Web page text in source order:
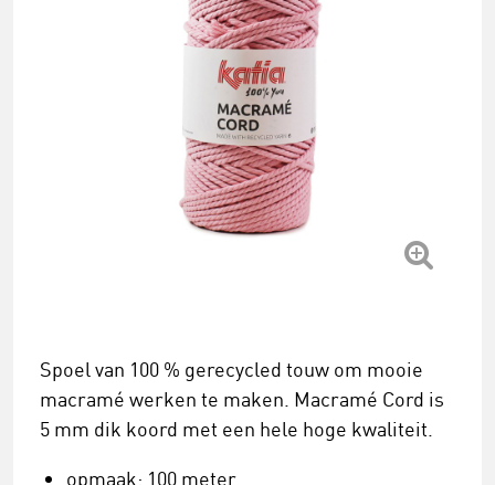
Spoel van 100 % gerecycled touw om mooie
macramé werken te maken. Macramé Cord is
5 mm dik koord met een hele hoge kwaliteit.
opmaak: 100 meter